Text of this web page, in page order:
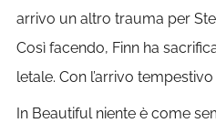
arrivo un altro trauma per
Così facendo, Finn ha
letale. Con l’arrivo
In Beautiful niente è come